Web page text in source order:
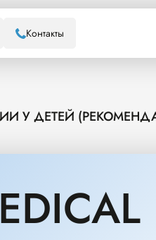
Контакты
У ДЕТЕЙ